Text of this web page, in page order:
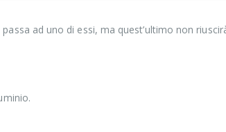
ad uno di essi, ma quest’ultimo non